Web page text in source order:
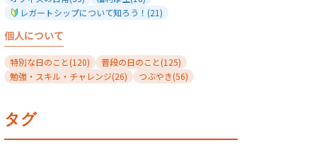
レガートシップについて知ろう！ (21)
個人について
特別な日のこと(120) 普段の日のこと(125)
勉強・スキル・チャレンジ(26) つぶやき(56)
タグ